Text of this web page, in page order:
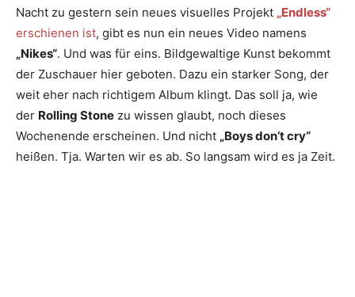
Nacht zu gestern sein neues visuelles Projekt „Endless“
erschienen ist, gibt es nun ein neues Video namens
„Nikes“. Und was für eins. Bildgewaltige Kunst bekommt
der Zuschauer hier geboten. Dazu ein starker Song, der
weit eher nach richtigem Album klingt. Das soll ja, wie
der Rolling Stone zu wissen glaubt, noch dieses
Wochenende erscheinen. Und nicht „Boys don’t cry“
heißen. Tja. Warten wir es ab. So langsam wird es ja Zeit.